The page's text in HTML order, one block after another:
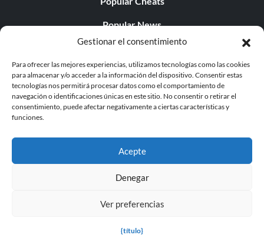
Gestionar el consentimiento
Para ofrecer las mejores experiencias, utilizamos tecnologías como las cookies
para almacenar y/o acceder a la información del dispositivo. Consentir estas
tecnologías nos permitirá procesar datos como el comportamiento de
navegación o identificaciones únicas en este sitio. No consentir o retirar el
consentimiento, puede afectar negativamente a ciertas características y
funciones.
Acepte
Denegar
Ver preferencias
{título}
Popular News
Popular Editorials
Popular Free Games
LATEST UPDATES
© 1998 - 2026 MegaGames.com All rights reserved
Settings